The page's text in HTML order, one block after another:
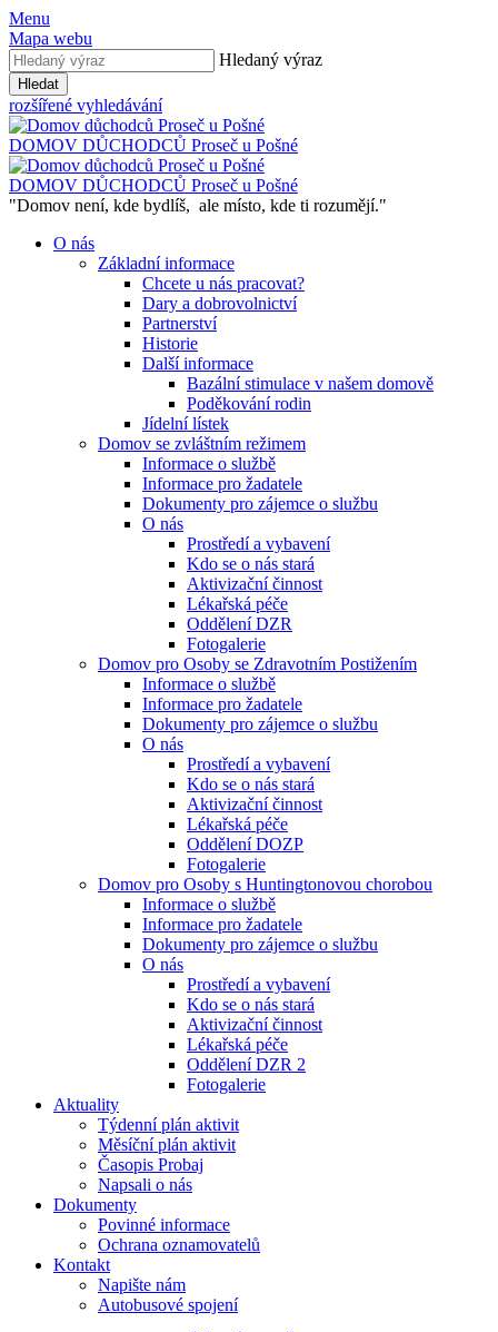
Menu
Mapa webu
Hledaný výraz
Hledat
rozšířené vyhledávání
DOMOV DŮCHODCŮ Proseč u Pošné
DOMOV DŮCHODCŮ Proseč u Pošné
"Domov není, kde bydlíš, ale místo, kde ti rozumějí."
O nás
Základní informace
Chcete u nás pracovat?
Dary a dobrovolnictví
Partnerství
Historie
Další informace
Bazální stimulace v našem domově
Poděkování rodin
Jídelní lístek
Domov se zvláštním režimem
Informace o službě
Informace pro žadatele
Dokumenty pro zájemce o službu
O nás
Prostředí a vybavení
Kdo se o nás stará
Aktivizační činnost
Lékařská péče
Oddělení DZR
Fotogalerie
Domov pro Osoby se Zdravotním Postižením
Informace o službě
Informace pro žadatele
Dokumenty pro zájemce o službu
O nás
Prostředí a vybavení
Kdo se o nás stará
Aktivizační činnost
Lékařská péče
Oddělení DOZP
Fotogalerie
Domov pro Osoby s Huntingtonovou chorobou
Informace o službě
Informace pro žadatele
Dokumenty pro zájemce o službu
O nás
Prostředí a vybavení
Kdo se o nás stará
Aktivizační činnost
Lékařská péče
Oddělení DZR 2
Fotogalerie
Aktuality
Týdenní plán aktivit
Měsíční plán aktivit
Časopis Probaj
Napsali o nás
Dokumenty
Povinné informace
Ochrana oznamovatelů
Kontakt
Napište nám
Autobusové spojení